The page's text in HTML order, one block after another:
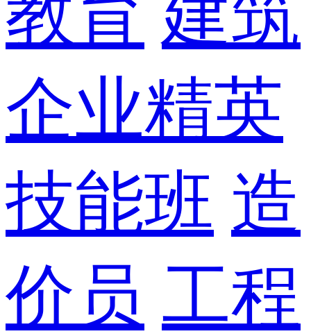
教育 建筑
企业精英
技能班 造
价员 工程